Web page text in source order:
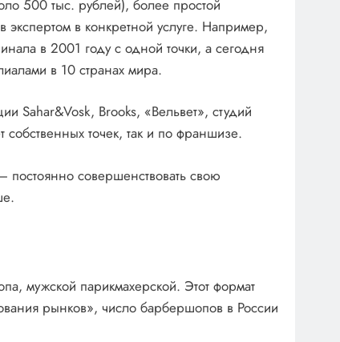
500 тыс. рублей), более простой
в конкретной услуге. Например,
в 2001 году с одной точки, а сегодня
в 10 странах мира.
Sahar&Vosk, Brooks, «Вельвет», студий
собственных точек, так и по франшизе.
постоянно совершенствовать свою
мужской парикмахерской. Этот формат
рынков», число барбершопов в России